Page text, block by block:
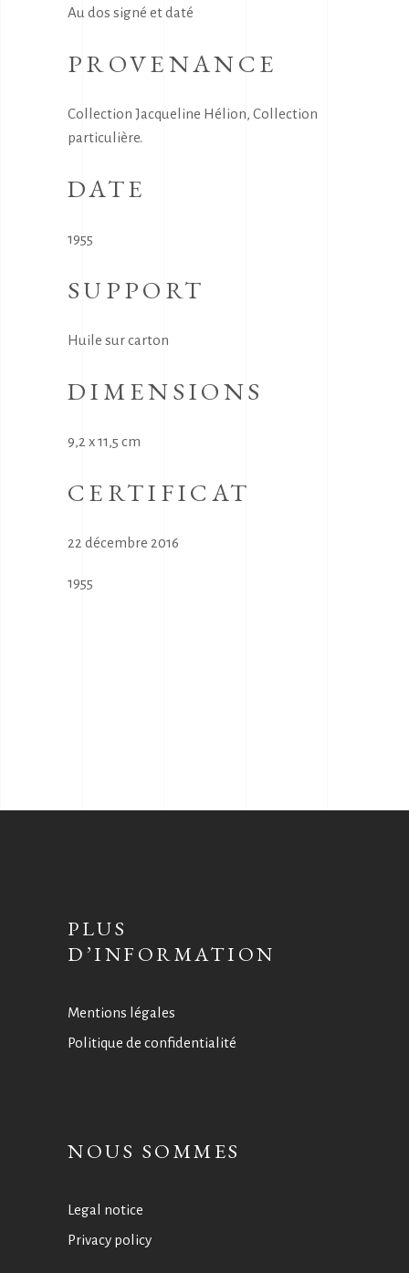
Au dos signé et daté
PROVENANCE
Collection Jacqueline Hélion, Collection
particulière.
DATE
1955
SUPPORT
Huile sur carton
DIMENSIONS
9,2 x 11,5 cm
CERTIFICAT
22 décembre 2016
1955
PLUS
D’INFORMATION
Mentions légales
Politique de confidentialité
NOUS SOMMES
Legal notice
Privacy policy